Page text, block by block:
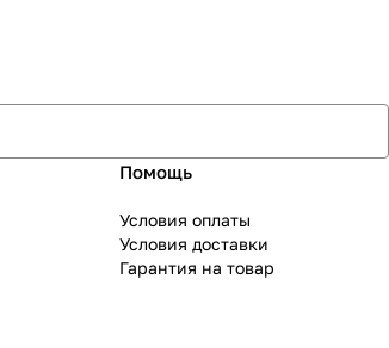
Помощь
Условия оплаты
Условия доставки
Гарантия на товар